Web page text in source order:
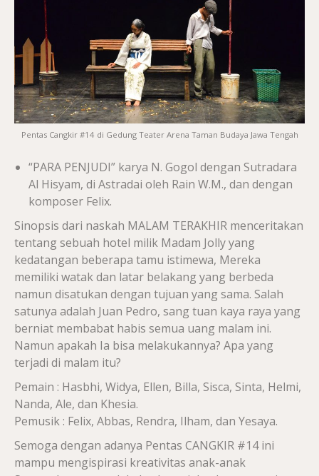
Pentas Cangkir #14 di Gedung Teater Arena Taman Budaya Jawa Tengah
“PARA PENJUDI” karya N. Gogol dengan Sutradara
Al Hisyam, di Astradai oleh Rain W.M., dan dengan
komposer Felix.
Sinopsis dari naskah MALAM TERAKHIR menceritakan
tentang sebuah hotel milik Madam Jolly yang
kedatangan beberapa tamu istimewa, Mereka
memiliki watak dan latar belakang yang berbeda
namun disatukan dengan tujuan yang sama. Salah
satunya adalah Juan Pedro, sang tuan kaya raya yang
berniat membabat habis semua uang malam ini.
Namun apakah Ia bisa melakukannya? Apa yang
terjadi di malam itu?
Pemain : Hasbhi, Widya, Ellen, Billa, Sisca, Sinta, Helmi,
Nanda, Ale, dan Khesia.
Pemusik : Felix, Abbas, Rendra, Ilham, dan Yesaya.
Semoga dengan adanya Pentas CANGKIR #14 ini
mampu mengispirasi kreativitas anak-anak